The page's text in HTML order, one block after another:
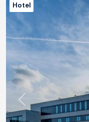
Zurück
Hotel